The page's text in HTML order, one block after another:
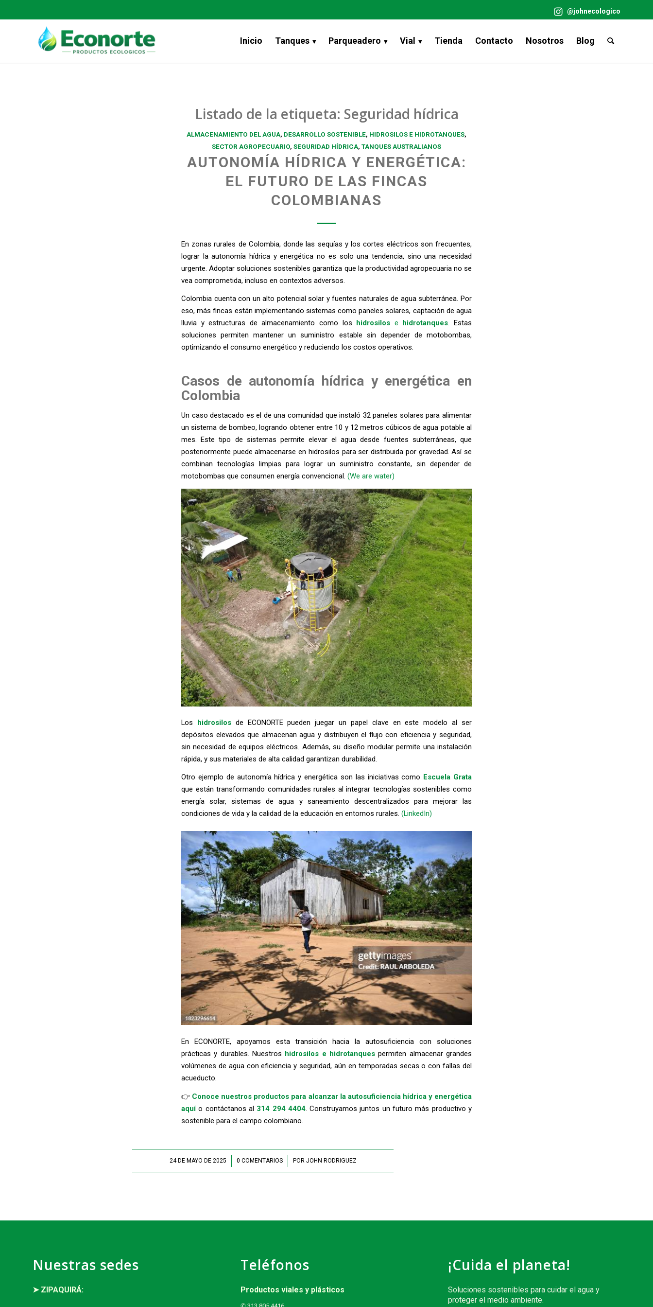
@johnecologico
Inicio Tanques Parqueadero Vial Tienda Contacto Nosotros Blog
Listado de la etiqueta: Seguridad hídrica
ALMACENAMIENTO DEL AGUA, DESARROLLO SOSTENIBLE, HIDROSILOS E HIDROTANQUES,
SECTOR AGROPECUARIO, SEGURIDAD HÍDRICA, TANQUES AUSTRALIANOS
AUTONOMÍA HÍDRICA Y ENERGÉTICA:
EL FUTURO DE LAS FINCAS
COLOMBIANAS
En zonas rurales de Colombia, donde las sequías y los cortes eléctricos son frecuentes,
lograr la autonomía hídrica y energética no es solo una tendencia, sino una necesidad
urgente. Adoptar soluciones sostenibles garantiza que la productividad agropecuaria no se
vea comprometida, incluso en contextos adversos.
Colombia cuenta con un alto potencial solar y fuentes naturales de agua subterránea. Por
eso, más fincas están implementando sistemas como paneles solares, captación de agua
lluvia y estructuras de almacenamiento como los
hidrosilos e hidrotanques. Estas
soluciones permiten mantener un suministro estable sin depender de motobombas,
optimizando el consumo energético y reduciendo los costos operativos.
Casos de autonomía hídrica y energética en
Colombia
Un caso destacado es el de una comunidad que instaló 32 paneles solares para alimentar
un sistema de bombeo, logrando obtener entre 10 y 12 metros cúbicos de agua potable al
mes. Este tipo de sistemas permite elevar el agua desde fuentes subterráneas, que
posteriormente puede almacenarse en hidrosilos para ser distribuida por gravedad. Así se
combinan tecnologías limpias para lograr un suministro constante, sin depender de
motobombas que consumen energía convencional. (We are water)
Los hidrosilosde ECONORTE pueden juegar un papel clave en este modelo al ser
depósitos elevados que almacenan agua y distribuyen el flujo con eficiencia y seguridad,
sin necesidad de equipos eléctricos. Además, su diseño modular permite una instalación
rápida, y sus materiales de alta calidad garantizan durabilidad.
Otro ejemplo de autonomía hídrica y energética son las iniciativas como Escuela Grata
que están transformando comunidades rurales al integrar tecnologías sostenibles como
energía solar, sistemas de agua y saneamiento descentralizados para mejorar las
condiciones de vida y la calidad de la educación en entornos rurales. (LinkedIn)
En ECONORTE, apoyamos esta transición hacia la autosuficiencia con soluciones
prácticas y durables. Nuestros hidrosilos e hidrotanques permiten almacenar grandes
volúmenes de agua con eficiencia y seguridad, aún en temporadas secas o con fallas del
acueducto.
👉 Conoce nuestros productos para alcanzar la autosuficiencia hídrica y energética
aquío contáctanos al 314 294 4404. Construyamos juntos un futuro más productivo y
sostenible para el campo colombiano.
24 DE MAYO DE 2025
/ 0 COMENTARIOS
/ POR JOHN RODRIGUEZ
Nuestras sedes
➤ ZIPAQUIRÁ:
Teléfonos
Productos viales y plásticos
¡Cuida el planeta!
Soluciones sostenibles para cuidar el agua y
proteger el medio ambiente.